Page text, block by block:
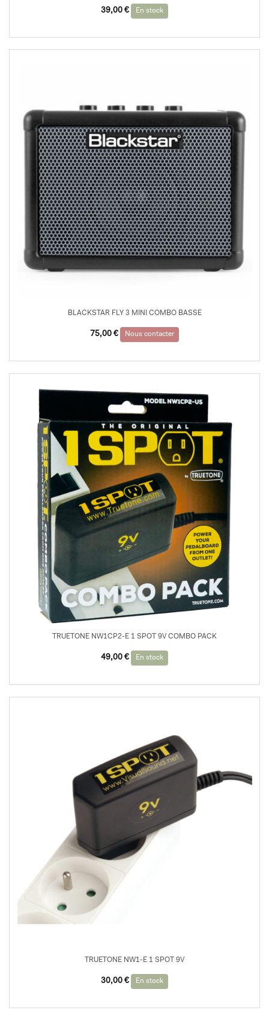
39,00 € En stock
BLACKSTAR FLY 3 MINI COMBO BASSE
75,00 € Nous contacter
TRUETONE NW1CP2-E 1 SPOT 9V COMBO PACK
49,00 € En stock
TRUETONE NW1-E 1 SPOT 9V
30,00 € En stock